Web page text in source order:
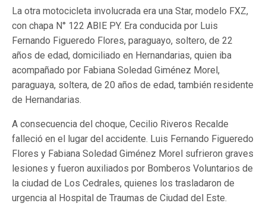
La otra motocicleta involucrada era una Star, modelo FXZ,
con chapa N° 122 ABIE PY. Era conducida por Luis
Fernando Figueredo Flores, paraguayo, soltero, de 22
años de edad, domiciliado en Hernandarias, quien iba
acompañado por Fabiana Soledad Giménez Morel,
paraguaya, soltera, de 20 años de edad, también residente
de Hernandarias.
A consecuencia del choque, Cecilio Riveros Recalde
falleció en el lugar del accidente. Luis Fernando Figueredo
Flores y Fabiana Soledad Giménez Morel sufrieron graves
lesiones y fueron auxiliados por Bomberos Voluntarios de
la ciudad de Los Cedrales, quienes los trasladaron de
urgencia al Hospital de Traumas de Ciudad del Este.